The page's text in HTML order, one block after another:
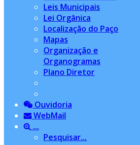
Leis Municipais
Lei Orgânica
Localização do Paço
Mapas
Organização e
Organogramas
Plano Diretor
Ouvidoria
WebMail
...
Pesquisar...